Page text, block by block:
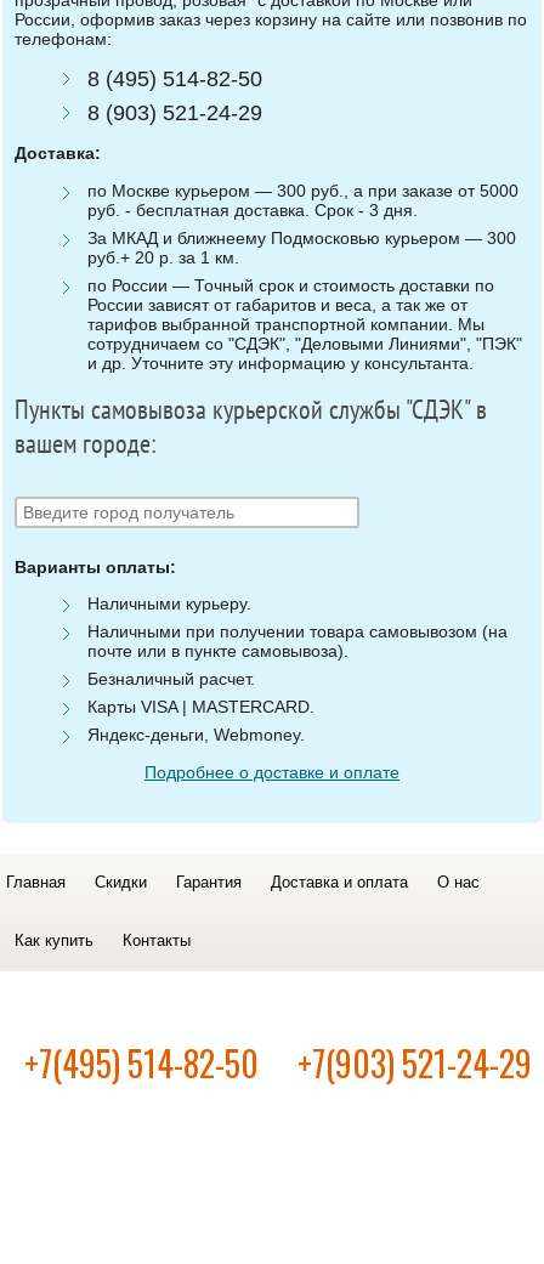
России, оформив заказ через корзину на сайте или позвонив по
телефонам:
8 (495) 514-82-50
8 (903) 521-24-29
Доставка:
по Москве курьером — 300 руб., а при заказе от 5000
руб. - бесплатная доставка. Срок - 3 дня.
За МКАД и ближнеему Подмосковью курьером — 300
руб.+ 20 р. за 1 км.
по России — Точный срок и стоимость доставки по
России зависят от габаритов и веса, а так же от
тарифов выбранной транспортной компании. Мы
сотрудничаем со "СДЭК", "Деловыми Линиями", "ПЭК"
и др. Уточните эту информацию у консультанта.
Пункты самовывоза курьерской службы "СДЭК" в
вашем городе:
Варианты оплаты:
Наличными курьеру.
Наличными при получении товара самовывозом (на
почте или в пункте самовывоза).
Безналичный расчет.
Карты VISA | MASTERCARD.
Яндекс-деньги, Webmoney.
Подробнее о доставке и оплате
Главная Скидки Гарантия Доставка и оплата О нас
Как купить Контакты
+7(495) 514-82-50 +7(903) 521-24-29